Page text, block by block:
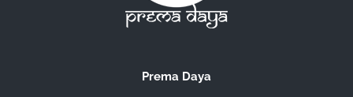
Prema Daya